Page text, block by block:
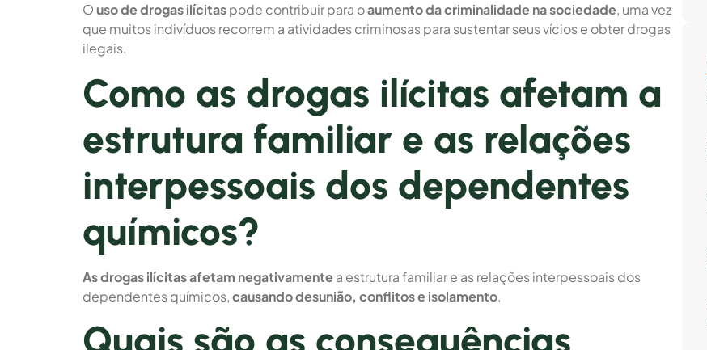
Ouso de drogas ilícitaspode contribuir para oaumento da criminalidade na sociedade, uma vez
que muitos indivíduos recorrem a atividades criminosas para sustentar seus vícios e obter drogas
ilegais.
Como as drogas ilícitas afetam a
estrutura familiar e as relações
interpessoais dos dependentes
químicos?
As drogas ilícitas afetam negativamente a estrutura familiar e as relações interpessoais dos
dependentes químicos,causando desunião, conflitos e isolamento.
Quais são as consequências